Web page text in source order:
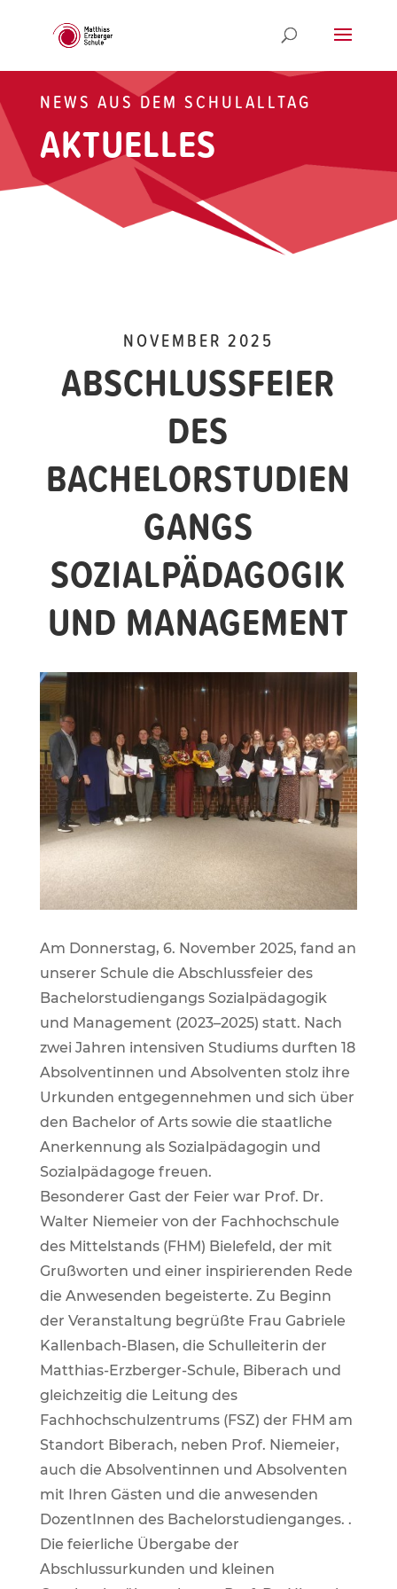
NEWS AUS DEM SCHULALLTAG
AKTUELLES
NOVEMBER 2025
ABSCHLUSSFEIER
DES
BACHELORSTUDIEN
GANGS
SOZIALPÄDAGOGIK
UND MANAGEMENT
Am Donnerstag, 6. November 2025, fand an
unserer Schule die Abschlussfeier des
Bachelorstudiengangs Sozialpädagogik
und Management (2023–2025) statt. Nach
zwei Jahren intensiven Studiums durften 18
Absolventinnen und Absolventen stolz ihre
Urkunden entgegennehmen und sich über
den Bachelor of Arts sowie die staatliche
Anerkennung als Sozialpädagogin und
Sozialpädagoge freuen.
Besonderer Gast der Feier war Prof. Dr.
Walter Niemeier von der Fachhochschule
des Mittelstands (FHM) Bielefeld, der mit
Grußworten und einer inspirierenden Rede
die Anwesenden begeisterte. Zu Beginn
der Veranstaltung begrüßte Frau Gabriele
Kallenbach-Blasen, die Schulleiterin der
Matthias-Erzberger-Schule, Biberach und
gleichzeitig die Leitung des
Fachhochschulzentrums (FSZ) der FHM am
Standort Biberach, neben Prof. Niemeier,
auch die Absolventinnen und Absolventen
mit Ihren Gästen und die anwesenden
DozentInnen des Bachelorstudienganges. .
Die feierliche Übergabe der
Abschlussurkunden und kleinen